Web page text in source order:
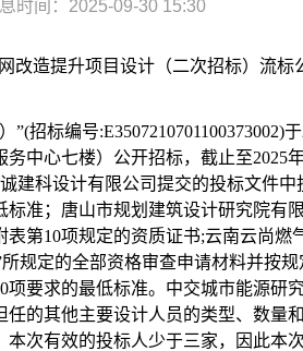
时间：2025-09-30 15:30
改造提升项目设计（二次招标） 流标
”(招标编号:E3507210701100373002)于
务中心七楼）公开招标，截止至2025
建科设计有限公司提交的投标文件中
标准；唐山市规划建筑设计研究院有
第10项规定的资质证书;云南云尚
规定的全部资格审查申请材料并按
要求的最低标准。中交城市能源研
的其他主要设计人员的类型、数量
次有效的投标人少于三家，因此本次